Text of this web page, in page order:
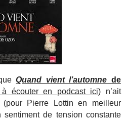
Quand vient l’automne de
à écouter en podcast ici) n’ait
(pour Pierre Lottin en meilleur
de tension constante